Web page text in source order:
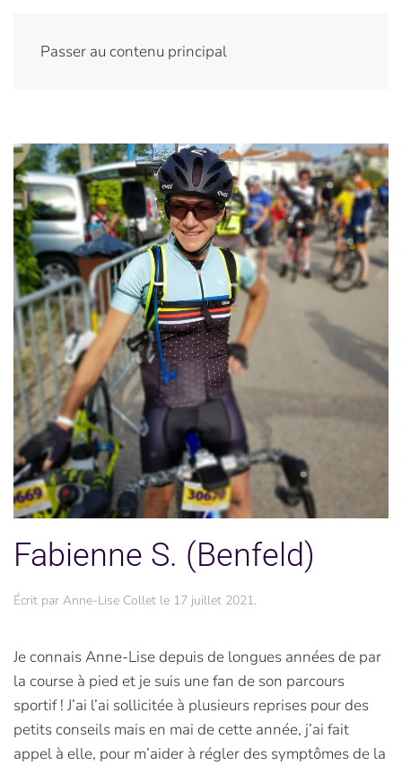
Passer au contenu principal
Fabienne S. (Benfeld)
Écrit par Anne-Lise Collet le 17 juillet 2021.
Je connais Anne-Lise depuis de longues années de par
la course à pied et je suis une fan de son parcours
sportif ! J’ai l’ai sollicitée à plusieurs reprises pour des
petits conseils mais en mai de cette année, j’ai fait
appel à elle, pour m’aider à régler des symptômes de la